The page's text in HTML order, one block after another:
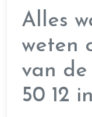
Alles
weten
van
50 12